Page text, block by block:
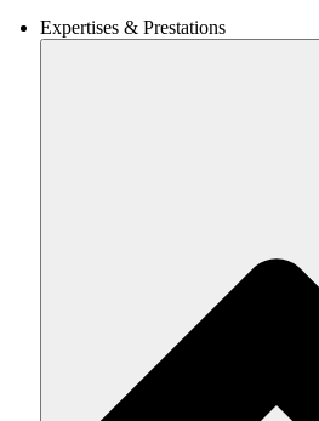
Expertises & Prestations